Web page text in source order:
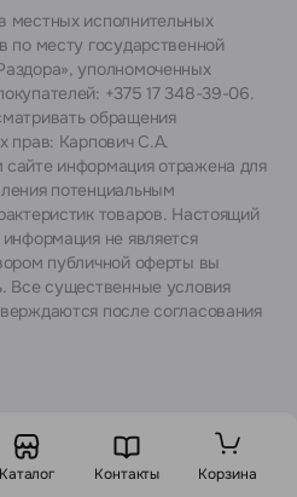
местных исполнительных
по месту государственной
уполномоченных
+375 17 348-39-06.
обращения
прав: Карпович С.А.
информация отражена для
потенциальным
товаров. Настоящий
не является
публичной оферты вы
. Все существенные условия
после согласования
Каталог Контакты Корзина